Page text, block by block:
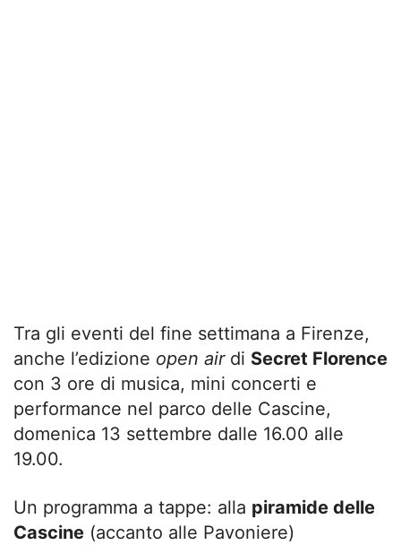
Tra gli eventi del fine settimana a Firenze,
anche l’edizione open air di Secret Florence
con 3 ore di musica, mini concerti e
performance nel parco delle Cascine,
domenica 13 settembre dalle 16.00 alle
19.00.
Un programma a tappe: alla piramide delle
Cascine (accanto alle Pavoniere)